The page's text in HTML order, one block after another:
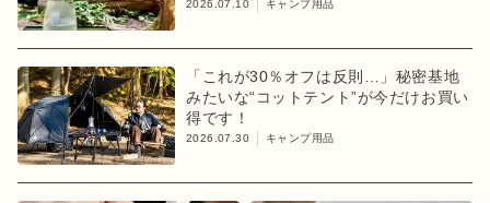
2026.07.10 キャンプ用品
「これが30％オフは反則…」秘密基地
みたいな“コットテント”が今だけお買い
得です！
2026.07.30 キャンプ用品